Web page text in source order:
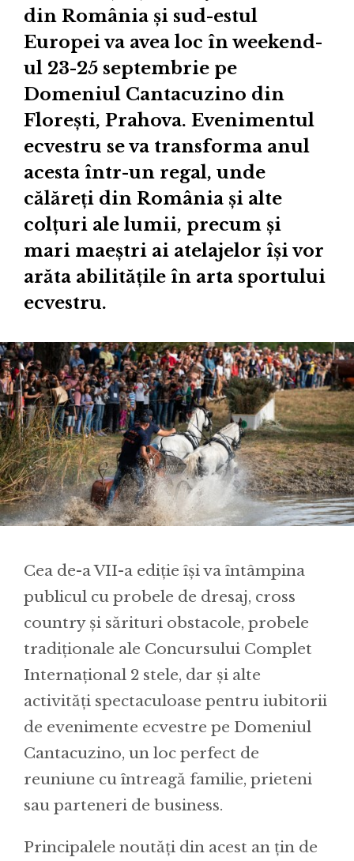
din România și sud-estul
Europei va avea loc în weekend-
ul 23-25 septembrie pe
Domeniul Cantacuzino din
Florești, Prahova. Evenimentul
ecvestru se va transforma anul
acesta într-un regal, unde
călăreți din România și alte
colțuri ale lumii, precum și
mari maeștri ai atelajelor își vor
arăta abilitățile în arta sportului
ecvestru.
Cea de-a VII-a ediție își va întâmpina
publicul cu probele de dresaj, cross
country și sărituri obstacole, probele
tradiționale ale Concursului Complet
Internațional 2 stele, dar și alte
activități spectaculoase pentru iubitorii
de evenimente ecvestre pe Domeniul
Cantacuzino, un loc perfect de
reuniune cu întreagă familie, prieteni
sau parteneri de business.
Principalele noutăți din acest an țin de